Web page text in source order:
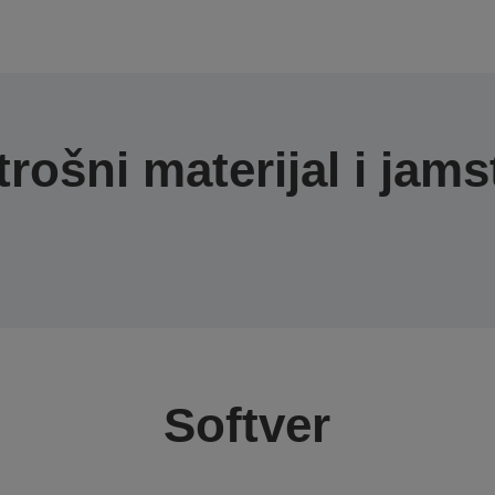
materijal i
Softver